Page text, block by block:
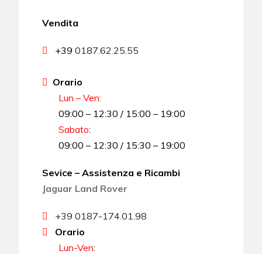
Vendita
+390187.62.25.55
Orario
Lun – Ven:
09:00 – 12:30 / 15:00 – 19:00
Sabato:
09:00 – 12:30 / 15:30 – 19:00
Sevice – Assistenza e Ricambi
Jaguar Land Rover
+39 0187-174.01.98
Orario
Lun-Ven: